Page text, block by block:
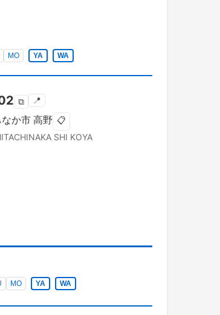
MO YA WA
⧉ 📍
か市 高野 📋
SHI KOYA
MO YA WA